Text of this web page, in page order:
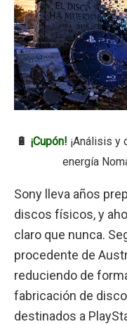
🔋 ¡Cupón! ¡Análisis y
energía
Sony lleva años
discos físicos, y
claro que nunca.
procedente de
reduciendo de
fabricación de
destinados a